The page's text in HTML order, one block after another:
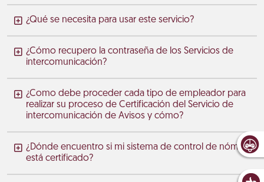
¿Qué se necesita para usar este servicio?
¿Cómo recupero la contraseña de los Servicios de
intercomunicación?
¿Como debe proceder cada tipo de empleador para
realizar su proceso de Certificación del Servicio de
intercomunicación de Avisos y cómo?
¿Dónde encuentro si mi sistema de control de nómina
está certificado?